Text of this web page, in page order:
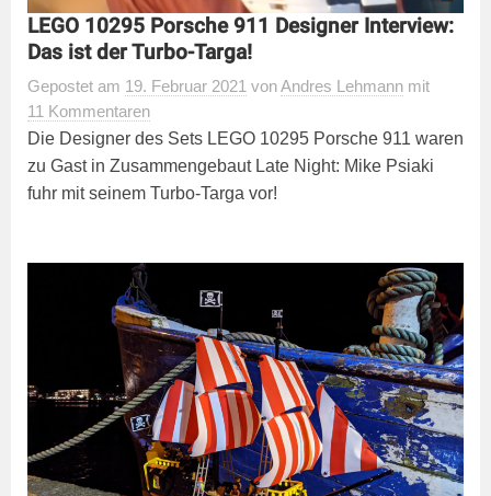
LEGO 10295 Porsche 911 Designer Interview:
Das ist der Turbo-Targa!
Gepostet am 19. Februar 2021 vonAndres Lehmann mit
11 Kommentaren
Die Designer des Sets LEGO 10295 Porsche 911 waren
zu Gast in Zusammengebaut Late Night: Mike Psiaki
fuhr mit seinem Turbo-Targa vor!